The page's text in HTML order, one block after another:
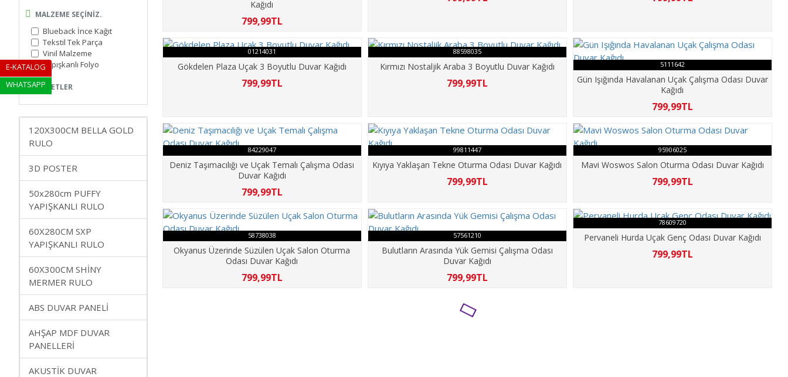
MALZEME SEÇINIZ.
Blueback İnce Kağıt
Tekstil Tek Parça
Vinil Malzeme
Yapışkanlı Folyo
ETIKETLER
120X300CM BELLA GOLD
RULO
3D POSTER
50x280cm PUFFY
YAPIŞKANLI RULO
60X280CM SXP
YAPIŞKANLI RULO
60X300CM SHİNY
MERMER RULO
ABS DUVAR PANELİ
AHŞAP MDF DUVAR
PANELLERİ
AKUSTİK DUVAR
Kağıdı
799,99TL
01214031
Gökdelen Plaza Uçak 3 Boyutlu Duvar Kağıdı
799,99TL
88598035
Kırmızı Nostaljik Araba 3 Boyutlu Duvar Kağıdı
799,99TL
5111642
Gün Işığında Havalanan Uçak Çalışma Odası Duvar
Kağıdı
799,99TL
84229047
Deniz Taşımacılığı ve Uçak Temalı Çalışma Odası
Duvar Kağıdı
799,99TL
99811447
Kıyıya Yaklaşan Tekne Oturma Odası Duvar Kağıdı
799,99TL
95906025
Mavi Woswos Salon Oturma Odası Duvar Kağıdı
799,99TL
58738038
Okyanus Üzerinde Süzülen Uçak Salon Oturma
Odası Duvar Kağıdı
799,99TL
57561210
Bulutların Arasında Yük Gemisi Çalışma Odası
Duvar Kağıdı
799,99TL
78609720
Pervaneli Hurda Uçak Genç Odası Duvar Kağıdı
799,99TL
E-KATALOG
WHATSAPP